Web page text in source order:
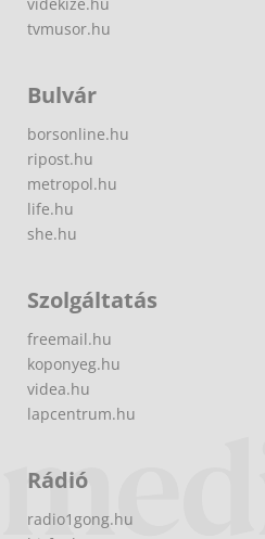
tvmusor.hu
Bulvár
borsonline.hu
ripost.hu
metropol.hu
life.hu
she.hu
Szolgáltatás
freemail.hu
koponyeg.hu
videa.hu
lapcentrum.hu
Rádió
radio1gong.hu